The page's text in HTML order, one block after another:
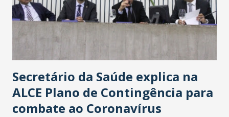
Secretário da Saúde explica na
ALCE Plano de Contingência para
combate ao Coronavírus